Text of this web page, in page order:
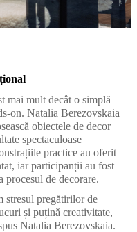
mai mult decât o simplă
on. Natalia Berezovskaia
obiectele de decor
spectaculoase
practice au oferit
iar participanții au fost
de decorare.
stresul pregătirilor de
și puțină creativitate,
Natalia Berezovskaia.